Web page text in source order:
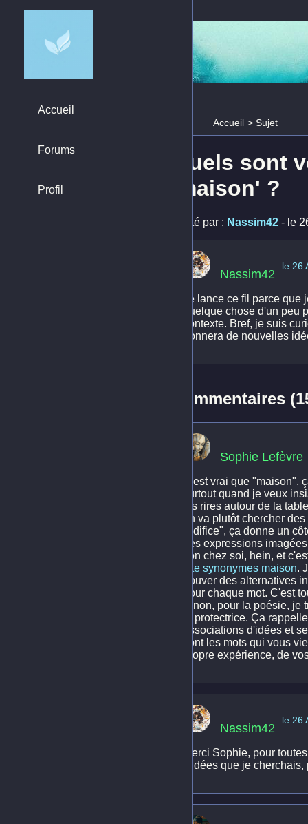
Accueil > Sujet
Accueil
Forums
Profil
Quels sont
'maison' ?
Posté par : Nassim42 - le
Nassim42
le 26
Je lance ce fil parce
quelque chose d'un peu
contexte. Bref, je suis
donnera de nouvelles
Commentaires
Sophie Lefèvre
C'est vrai que "maison",
surtout quand je veux
les rires autour de la
on va plutôt chercher
"édifice", ça donne un
des expressions
son chez soi, hein, et
site synonymes maison.
trouver des alternatives
pour chaque mot. C'est
Sinon, pour la poésie,
et protectrice. Ça
associations d'idées et
sont les mots qui vous
propre expérience, de
Nassim42
le 26
Merci Sophie, pour
d'idées que je